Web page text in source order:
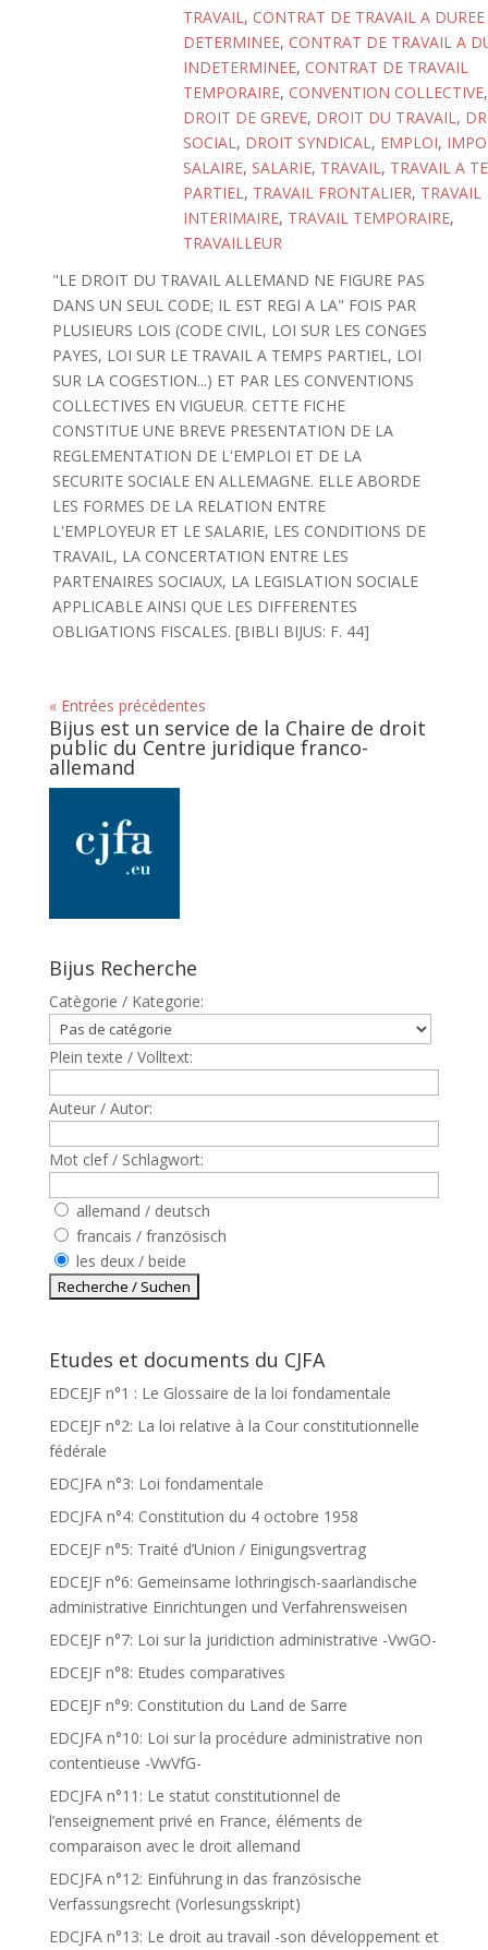
TRAVAIL, CONTRAT DE TRAVAIL A DUREE
DETERMINEE, CONTRAT DE TRAVAIL A
INDETERMINEE, CONTRAT DE TRAVAIL
TEMPORAIRE, CONVENTION COLLECTIVE,
DROIT DE GREVE, DROIT DU TRAVAIL,
SOCIAL, DROIT SYNDICAL, EMPLOI,
SALAIRE, SALARIE, TRAVAIL, TRAVAIL A
PARTIEL, TRAVAIL FRONTALIER, TRAVAIL
INTERIMAIRE, TRAVAIL TEMPORAIRE,
TRAVAILLEUR
"LE DROIT DU TRAVAIL ALLEMAND NE FIGURE PAS
DANS UN SEUL CODE; IL EST REGI A LA" FOIS PAR
PLUSIEURS LOIS (CODE CIVIL, LOI SUR LES CONGES
PAYES, LOI SUR LE TRAVAIL A TEMPS PARTIEL, LOI
SUR LA COGESTION...) ET PAR LES CONVENTIONS
COLLECTIVES EN VIGUEUR. CETTE FICHE
CONSTITUE UNE BREVE PRESENTATION DE LA
REGLEMENTATION DE L'EMPLOI ET DE LA
SECURITE SOCIALE EN ALLEMAGNE. ELLE ABORDE
LES FORMES DE LA RELATION ENTRE
L'EMPLOYEUR ET LE SALARIE, LES CONDITIONS DE
TRAVAIL, LA CONCERTATION ENTRE LES
PARTENAIRES SOCIAUX, LA LEGISLATION SOCIALE
APPLICABLE AINSI QUE LES DIFFERENTES
OBLIGATIONS FISCALES. [BIBLI BIJUS: F. 44]
« Entrées précédentes
Bijus est un service de la Chaire de droit
public du Centre juridique franco-
allemand
Bijus Recherche
Catègorie / Kategorie:
Plein texte / Volltext:
Auteur / Autor:
Mot clef / Schlagwort:
allemand / deutsch
francais / französisch
les deux / beide
Etudes et documents du CJFA
EDCEJF n°1 : Le Glossaire de la loi fondamentale
EDCEJF n°2: La loi relative à la Cour constitutionnelle
fédérale
EDCJFA n°3: Loi fondamentale
EDCJFA n°4: Constitution du 4 octobre 1958
EDCEJF n°5: Traité d’Union / Einigungsvertrag
EDCEJF n°6: Gemeinsame lothringisch-saarländische
administrative Einrichtungen und Verfahrensweisen
EDCEJF n°7: Loi sur la juridiction administrative -VwGO-
EDCEJF n°8: Etudes comparatives
EDCEJF n°9: Constitution du Land de Sarre
EDCJFA n°10: Loi sur la procédure administrative non
contentieuse -VwVfG-
EDCJFA n°11: Le statut constitutionnel de
l’enseignement privé en France, éléments de
comparaison avec le droit allemand
EDCJFA n°12: Einführung in das französische
Verfassungsrecht (Vorlesungsskript)
EDCJFA n°13: Le droit au travail -son développement et